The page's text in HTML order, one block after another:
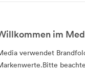
im
verwendet